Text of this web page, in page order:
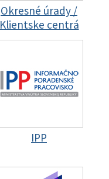
Okresné úrady /
Klientske centrá
IPP